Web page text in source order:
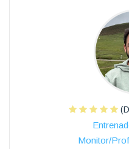
Monitor/